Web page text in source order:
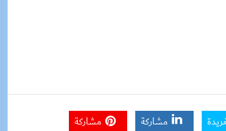
مشاركة مشاركة